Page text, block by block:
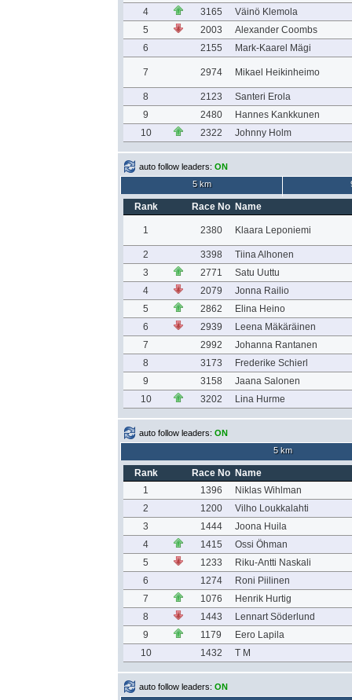
4
3165
Väinö Klemola
5
2003
Alexander Coombs
6
2155 Mark-Kaarel Mägi
7 2974 Mikael Heikinheimo
8 2123
Santeri Erola
9
2480
Hannes Kankkunen
10
2322 Johnny Holm
auto follow leaders: ON
5 km
Rank Race No Name
1 2380 Klaara Leponiemi
2 3398
Tiina Alhonen
3
2771
Satu Uuttu
4
2079
Jonna Railio
5
2862
Elina Heino
6
2939
Leena Mäkäräinen
7
2992
Johanna Rantanen
8
3173
Frederike Schierl
9
3158
Jaana Salonen
10
3202 Lina Hurme
auto follow leaders: ON
5 km
Rank Race No Name
1
1396
Niklas Wihlman
2
1200
Vilho Loukkalahti
3
1444
Joona Huila
4
1415
Ossi Öhman
5
1233
Riku-Antti Naskali
6
1274
Roni Piilinen
7
1076
Henrik Hurtig
8
1443
Lennart Söderlund
9
1179
Eero Lapila
10
1432 T M
auto follow leaders: ON